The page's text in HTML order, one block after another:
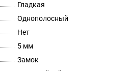
Гладкая
Однополосный
Нет
5 мм
Замок